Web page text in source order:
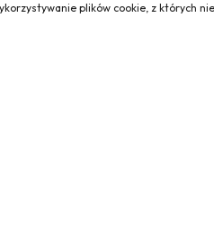
plików cookie, z których